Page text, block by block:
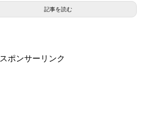
記事を読む
スポンサーリンク